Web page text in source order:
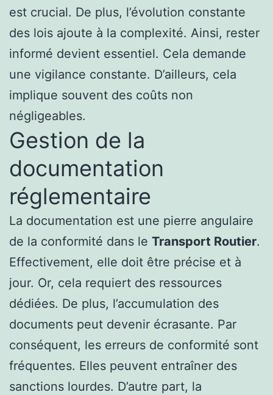
est crucial. De plus, l’évolution constante
des lois ajoute à la complexité. Ainsi, rester
informé devient essentiel. Cela demande
une vigilance constante. D’ailleurs, cela
implique souvent des coûts non
négligeables.
Gestion de la
documentation
réglementaire
La documentation est une pierre angulaire
de la conformité dans le Transport Routier.
Effectivement, elle doit être précise et à
jour. Or, cela requiert des ressources
dédiées. De plus, l’accumulation des
documents peut devenir écrasante. Par
conséquent, les erreurs de conformité sont
fréquentes. Elles peuvent entraîner des
sanctions lourdes. D’autre part, la